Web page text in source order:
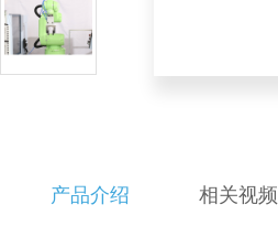
产品介绍 相关视频